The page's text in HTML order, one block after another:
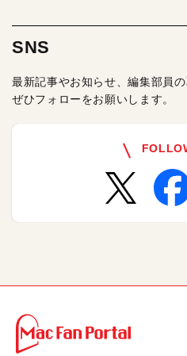
SNS
最新記事やお知らせ、編集部員
ぜひフォローをお願いします。